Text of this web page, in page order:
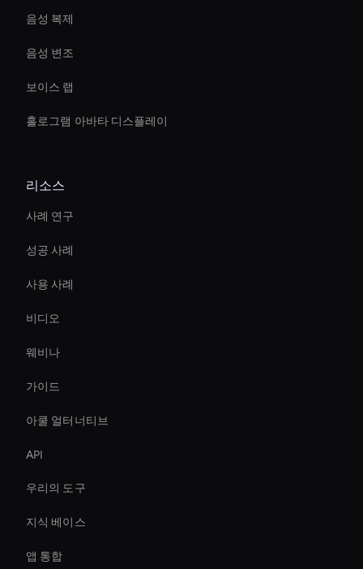
음성 복제
음성 변조
보이스 랩
홀로그램 아바타 디스플레이
리소스
사례 연구
성공 사례
사용 사례
비디오
웨비나
가이드
아쿨 얼터너티브
API
우리의 도구
지식 베이스
앱 통합